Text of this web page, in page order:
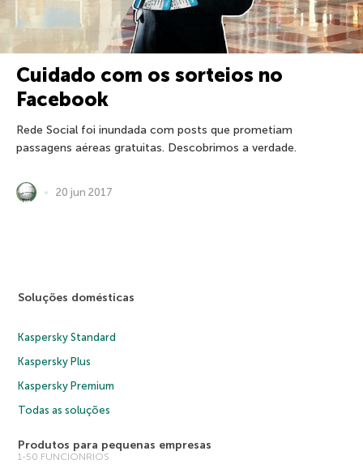
Cuidado com os sorteios no
Facebook
Rede Social foi inundada com posts que prometiam
passagens aéreas gratuitas. Descobrimos a verdade.
20 jun 2017
Soluções domésticas
Kaspersky Standard
Kaspersky Plus
Kaspersky Premium
Todas as soluções
Produtos para pequenas empresas
1-50 FUNCIONRIOS